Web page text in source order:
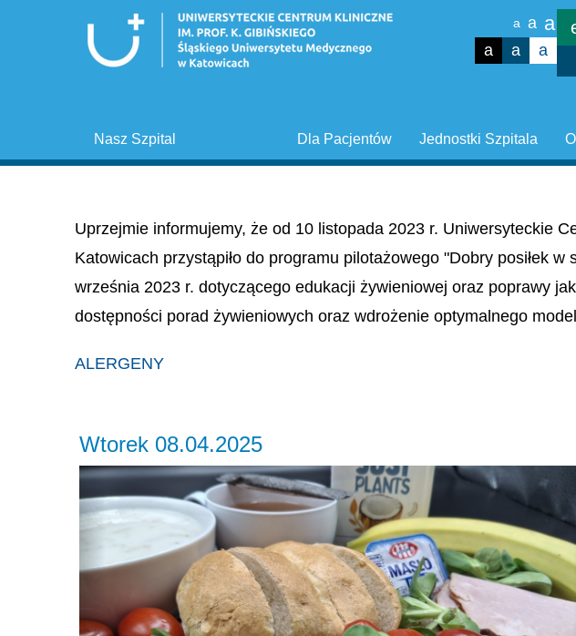
a a a
a a a
Jednostki Szpitala
Dla Pacjentów
Nasz Szpital
Uprzejmie informujemy, że od 10 listopada 2023 r. Uniwersyteckie
Katowicach przystąpiło do programu pilotażowego "Dobry posiłek
września 2023 r. dotyczącego edukacji żywieniowej oraz poprawy
dostępności porad żywieniowych oraz wdrożenie optymalnego
ALERGENY
Wtorek 08.04.2025
Previous